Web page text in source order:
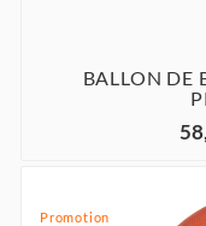
BALLON DE
Promotion